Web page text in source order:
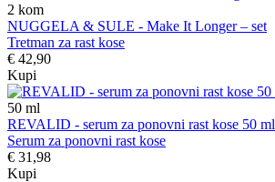
2 kom
NUGGELA & SULE - Make It Longer – set
Tretman za rast kose
€ 42,90
Kupi
50 ml
REVALID - serum za ponovni rast kose 50 ml
Serum za ponovni rast kose
€ 31,98
Kupi